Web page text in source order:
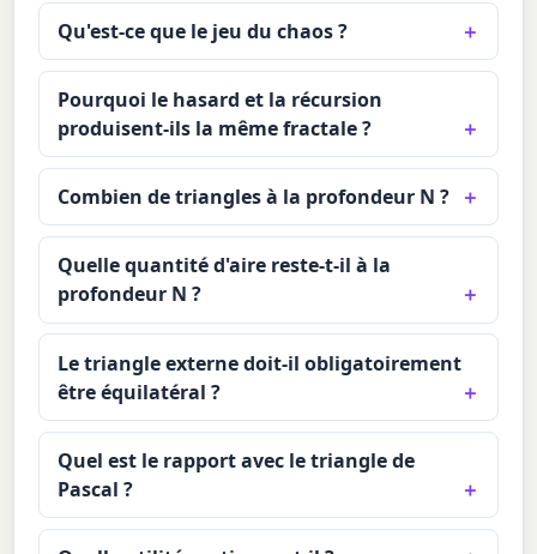
Qu'est-ce que le jeu du chaos ?
Pourquoi le hasard et la récursion
produisent-ils la même fractale ?
Combien de triangles à la profondeur N ?
Quelle quantité d'aire reste-t-il à la
profondeur N ?
Le triangle externe doit-il obligatoirement
être équilatéral ?
Quel est le rapport avec le triangle de
Pascal ?